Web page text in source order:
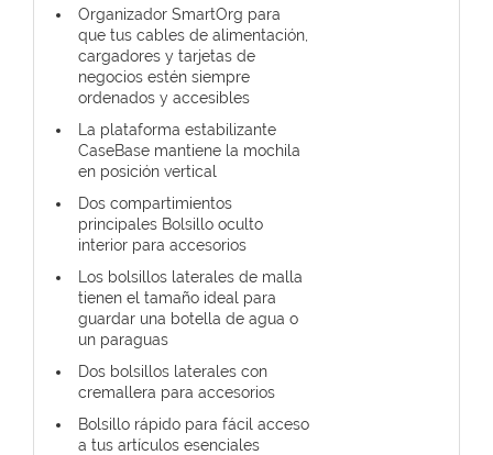
Organizador SmartOrg para
que tus cables de alimentación,
cargadores y tarjetas de
negocios estén siempre
ordenados y accesibles
La plataforma estabilizante
CaseBase mantiene la mochila
en posición vertical
Dos compartimientos
principales Bolsillo oculto
interior para accesorios
Los bolsillos laterales de malla
tienen el tamaño ideal para
guardar una botella de agua o
un paraguas
Dos bolsillos laterales con
cremallera para accesorios
Bolsillo rápido para fácil acceso
a tus artículos esenciales